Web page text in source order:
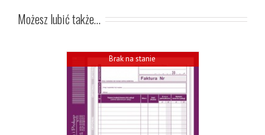
Możesz lubić także…
Brak na stanie